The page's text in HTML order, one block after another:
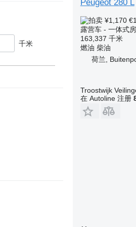
千米
Peugeot 280 L
¥1,170
露营车 - 一体式
163,337 千米
燃油 柴油
荷兰,
Troostwijk
在 Autoline 注册